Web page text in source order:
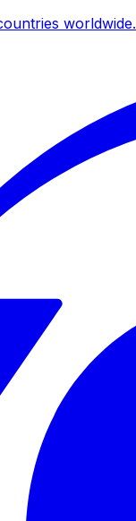
worldwide.